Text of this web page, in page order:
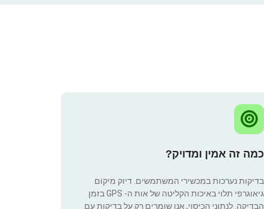
כמה זה אמין ומדויק?
בדיקות נערכות במכשירי המשתמשים. דיוק מיקום
גיאוגרפי תלוי באיכות הקליטה של אות ה- GPS בזמן
הבדיקה. לנתוני הכיסוי, אנו שומרים רק על בדיקות עם